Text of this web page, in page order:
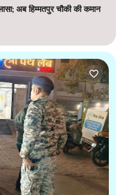
अब हिम्मतपुर चौकी की कमान